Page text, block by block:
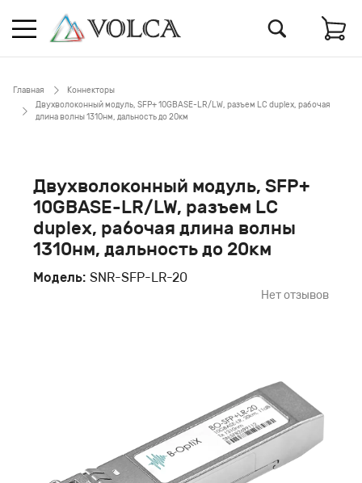
Главная
Коннекторы
Двухволоконный модуль, SFP+ 10GBASE-LR/LW, разъем LC duplex, рабочая
длина волны 1310нм, дальность до 20км
Двухволоконный модуль, SFP+
10GBASE-LR/LW, разъем LC
duplex, рабочая длина волны
1310нм, дальность до 20км
Модель: SNR-SFP-LR-20
Нет отзывов